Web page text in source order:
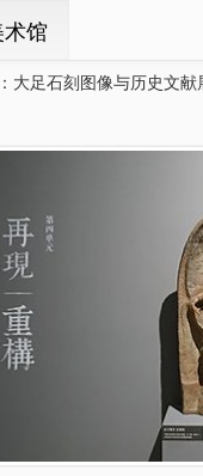
馆
大足石刻图像与历史文献